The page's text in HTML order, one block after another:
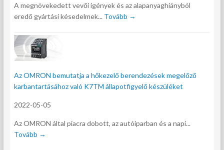
A megnövekedett vevői igények és az alapanyaghiányból
eredő gyártási késedelmek... Tovább →
Az OMRON bemutatja a hőkezelő berendezések megelőző
karbantartásához való K7TM állapotfigyelő készüléket
2022-05-05
Az OMRON által piacra dobott, az autóiparban és a napi...
Tovább →